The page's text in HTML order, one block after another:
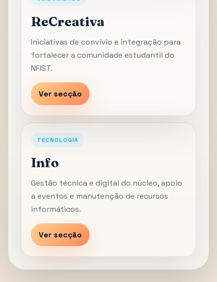
ReCreativa
Iniciativas de convívio e integração para
fortalecer a comunidade estudantil do
NFIST.
Ver secção
TECNOLOGIA
Info
Gestão técnica e digital do núcleo, apoio
a eventos e manutenção de recursos
informáticos.
Ver secção